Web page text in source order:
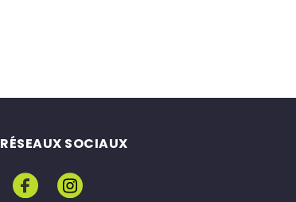
RÉSEAUX SOCIAUX